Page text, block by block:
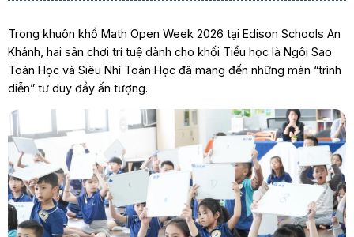
Trong khuôn khổ Math Open Week 2026 tại Edison Schools An
Khánh, hai sân chơi trí tuệ dành cho khối Tiểu học là Ngôi Sao
Toán Học và Siêu Nhí Toán Học đã mang đến những màn “trình
diễn” tư duy đầy ấn tượng.